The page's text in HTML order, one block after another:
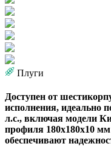
Плуги
Доступен от
исполнения, идеально
л.с., включая модели
профиля 180x180x10
обеспечивают